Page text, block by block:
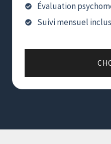
Évaluation
Suivi mensuel inclus